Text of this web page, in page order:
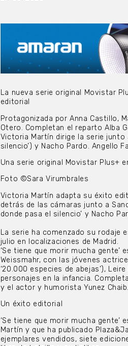
La nueva serie original Movistar
editorial
Protagonizada por Anna Castillo,
Otero. Completan el reparto Alba
Victoria Martín dirige la serie junto
silencio’) y Nacho Pardo. Angello
Una serie original Movistar Plus+
Foto ©Sara Virumbrales
Victoria Martín adapta su éxito
detrás de las cámaras junto a
donde pasa el silencio’ y Nacho
La serie ha comenzado su rodaje
julio en localizaciones de Madrid.
‘Se tiene que morir mucha gente’
Weissmahr, con las jóvenes
‘20.000 especies de abejas’),
personajes en la infancia.
y el actor y humorista Yunez Chaib.
Un éxito editorial
‘Se tiene que morir mucha
Martín y que ha publicado
ejemplares vendidos, siete